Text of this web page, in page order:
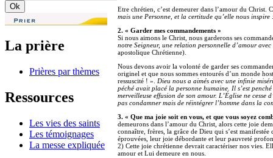
La prière
Prières par thèmes
Ressources
Les vies des saints
Les témoignages
La messe expliquée
Etre chrétien, c’est demeurer dans l’amour du Christ.
mais une Personne, et la certitude qu’elle nous inspire
2. « Garder mes commandements »
Si nous aimons le Christ, nous garderons ses
notre Seigneur, une relation personnelle d’amour
apostolique Chrétienne).
Nous devons avoir la volonté de garder ses
originel et que nous sommes entourés d’un monde
ressuscité ! ». Dieu nous a aimés avec une infinie
péché avait placé la personne humaine. Il s’est
merveilleuse effusion de son amour. L’Église ne
pas condamner mais de réintégrer l’homme dans la
3. « Que ma joie soit en vous, et que vous soyez
demeurons dans l’amour du Christ, alors cette joie
connaître, frères, la grâce de Dieu qui s’est
éprouvées, leur joie débordante et leur pauvreté
2) Cette joie chrétienne devrait caractériser nos vies.
amour et Lui demeure en nous.